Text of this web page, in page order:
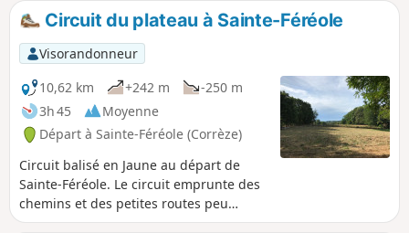
Circuit du plateau à Sainte-Féréole
Visorandonneur
10,62 km
+242 m
-250 m
3h 45
Moyenne
Départ à Sainte-Féréole (Corrèze)
Circuit balisé en Jaune au départ de
Sainte-Féréole. Le circuit emprunte des
chemins et des petites routes peu
fréquentées.